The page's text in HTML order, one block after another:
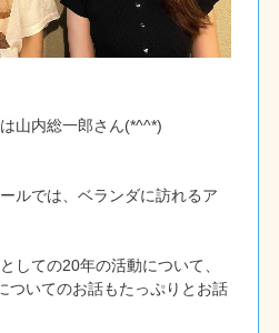
山内総一郎さん(*^^*)
ルでは、ベランダに訪れるア
しての20年の活動について、
ついてのお話もたっぷりとお話